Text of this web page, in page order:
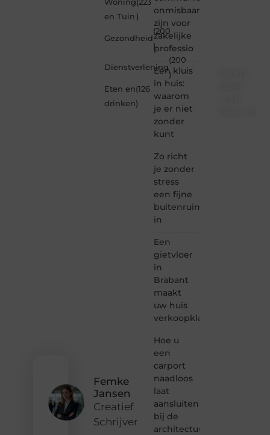
Femke
Jansen
Creatief
Schrijver
Woning
en Tuin
(223
)
Gezondheid
(200
)
Dienstverlening
(200
)
Eten en
drinken
(126
)
onmisbaar
zijn voor
zakelijke
professio
Een kluis
in huis:
waarom
je er niet
zonder
kunt
Zo richt
je zonder
stress
een fijne
buitenruimte
in
Een
gietvloer
in
Brabant
maakt
uw huis
verkoopklaar
Hoe u
een
carport
naadloos
laat
aansluiten
bij de
architectuur